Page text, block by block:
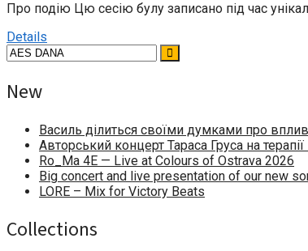
Про подію Цю сесію булу записано під час
Details
New
Василь ділиться своїми думками про
Авторський концерт Тараса Груса на терапії
Ro_Ma 4E — Live at Colours of Ostrava 2026
Big concert and live presentation of our new
LORE – Mix for Victory Beats
Collections